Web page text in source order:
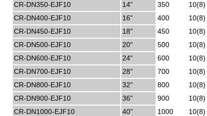
CR-DN350-EJF10
14" 350 10(8)
CR-DN400-EJF10
16" 400 10(8)
CR-DN450-EJF10
18" 450 10(8)
CR-DN500-EJF10
20" 500 10(8)
CR-DN600-EJF10
24" 600 10(8)
CR-DN700-EJF10
28" 700 10(8)
CR-DN800-EJF10
32" 800 10(8)
CR-DN900-EJF10
36" 900 10(8)
CR-DN1000-EJF10
40" 1000 10(8)